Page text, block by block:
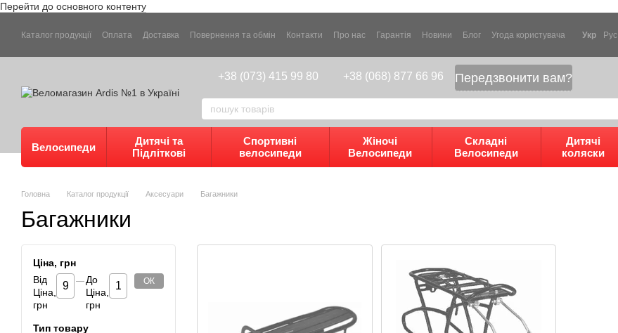
Перейти до основного контенту
Каталог продукції Оплата Доставка Повернення та обмін Контакти Про нас Гарантія Новини Блог Угода користувача Укр
Рус
+38 (073) 415 99 80 +38 (068) 877 66 96 Передзвонити вам?
Велосипеди
Дитячі та
Підліткові
Спортивні
велосипеди
Жіночі
Велосипеди
Складні
Велосипеди
Дитячі
коляски
Головна Каталог продукції Аксесуари Багажники
Багажники
Ціна, грн
Від
Ціна,
грн
До
Ціна,
грн
ОК
Тип товару